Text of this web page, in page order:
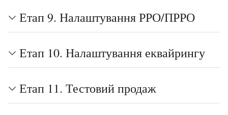
Етап 9. Налаштування РРО/ПРРО
Етап 10. Налаштування еквайрингу
Етап 11. Тестовий продаж